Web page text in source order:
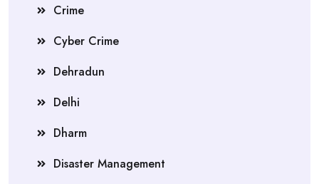
Crime
Cyber Crime
Dehradun
Delhi
Dharm
Disaster Management